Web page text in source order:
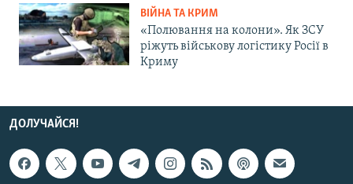
ВІЙНА ТА КРИМ
«Полювання на колони». Як ЗСУ
ріжуть військову логістику Росії в
Криму
ДОЛУЧАЙСЯ!